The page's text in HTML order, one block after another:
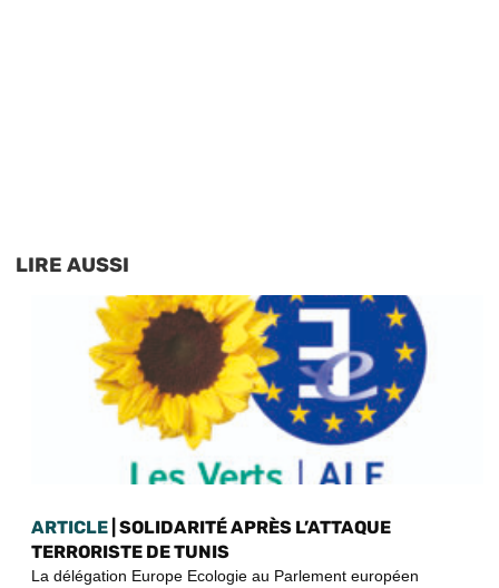
LIRE AUSSI
ARTICLE | SOLIDARITÉ APRÈS L’ATTAQUE
TERRORISTE DE TUNIS
La délégation Europe Ecologie au Parlement européen